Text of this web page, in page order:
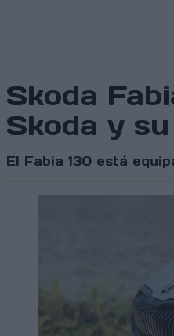
Skoda
Skoda y
El Fabia 130 está